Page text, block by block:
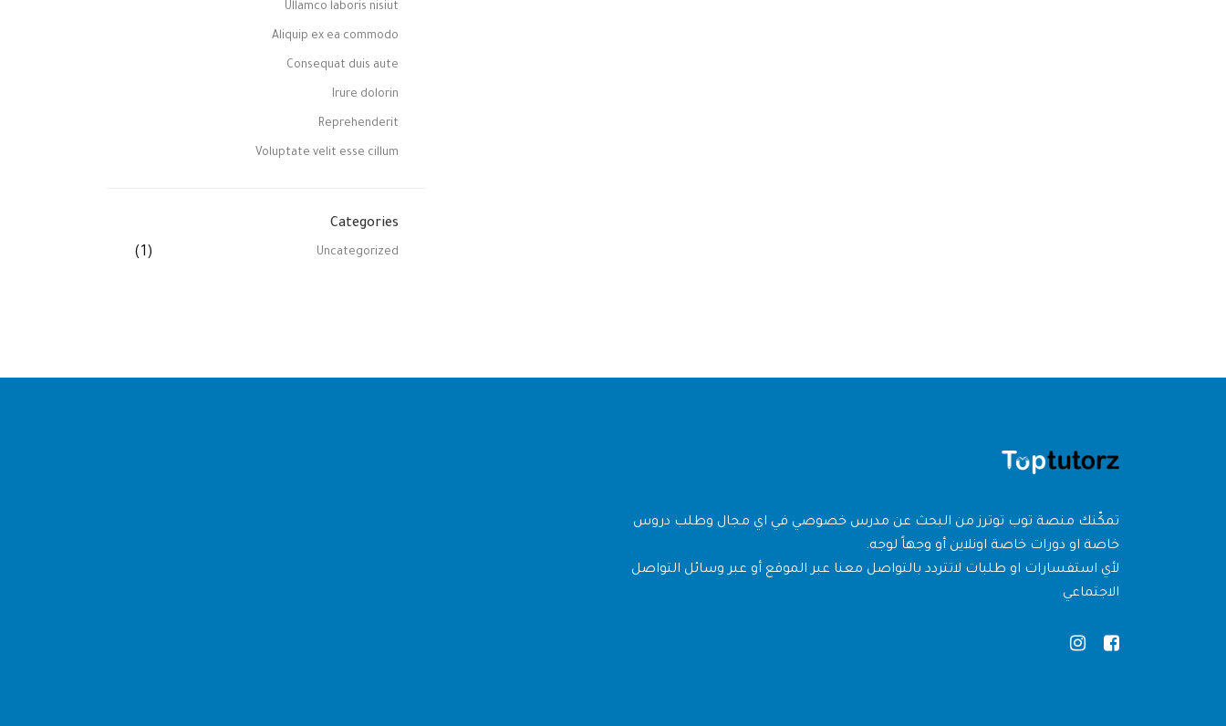
Ullamco laboris nisiut
Aliquip ex ea commodo
Consequat duis aute
Irure dolorin
Reprehenderit
Voluptate velit esse cillum
Categories
Uncategorized
(1)
تمكّنك منصة توب توترز من البحث عن مدرس خصوصي في اي مجال وطلب دروس
خاصة او دورات خاصة اونلاين أو وجهاً لوجه.
لأي استفسارات او طلبات لاتتردد بالتواصل معنا عبر الموقع أو عبر وسائل التواصل
الاجتماعي